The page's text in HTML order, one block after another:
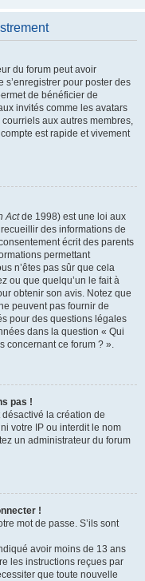
du forum peut avoir
s’enregistrer pour poster des
de bénéficier de
invités comme les avatars
aux autres membres,
est rapide et vivement
Actde 1998) est une loi aux
des informations de
écrit des parents
permettant
n’êtes pas sûr que cela
ou que quelqu’un le fait à
obtenir son avis. Notez que
peuvent pas fournir de
pour des questions légales
dans la question « Qui
concernant ce forum ? ».
pas !
désactivé la création de
votre IP ou interdit le nom
un administrateur du forum
!
mot de passe. S’ils sont
avoir moins de 13 ans
les instructions reçues par
que toute nouvelle